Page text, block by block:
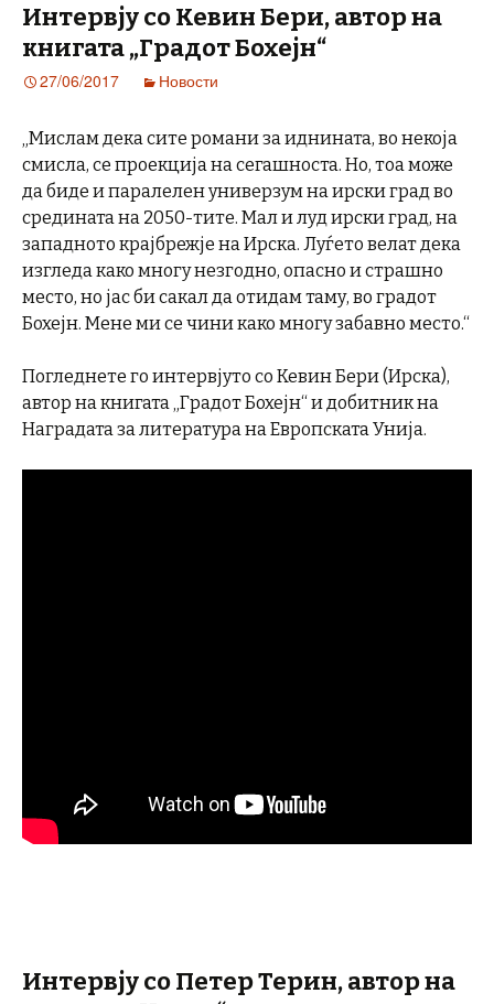
Интервју со Кевин Бери, автор на
книгата „Градот Бохејн“
27/06/2017 Новости
„Мислам дека сите романи за иднината, во некоја
смисла, се проекција на сегашноста. Но, тоа може
да биде и паралелен универзум на ирски град во
средината на 2050-тите. Мал и луд ирски град, на
западното крајбрежје на Ирска. Луѓето велат дека
изгледа како многу незгодно, опасно и страшно
место, но јас би сакал да отидам таму, во градот
Бохејн. Мене ми се чини како многу забавно место.“
Погледнете го интервјуто со Кевин Бери (Ирска),
автор на книгата „Градот Бохејн“ и добитник на
Наградата за литература на Европската Унија.
Интервју со Петер Терин, автор на